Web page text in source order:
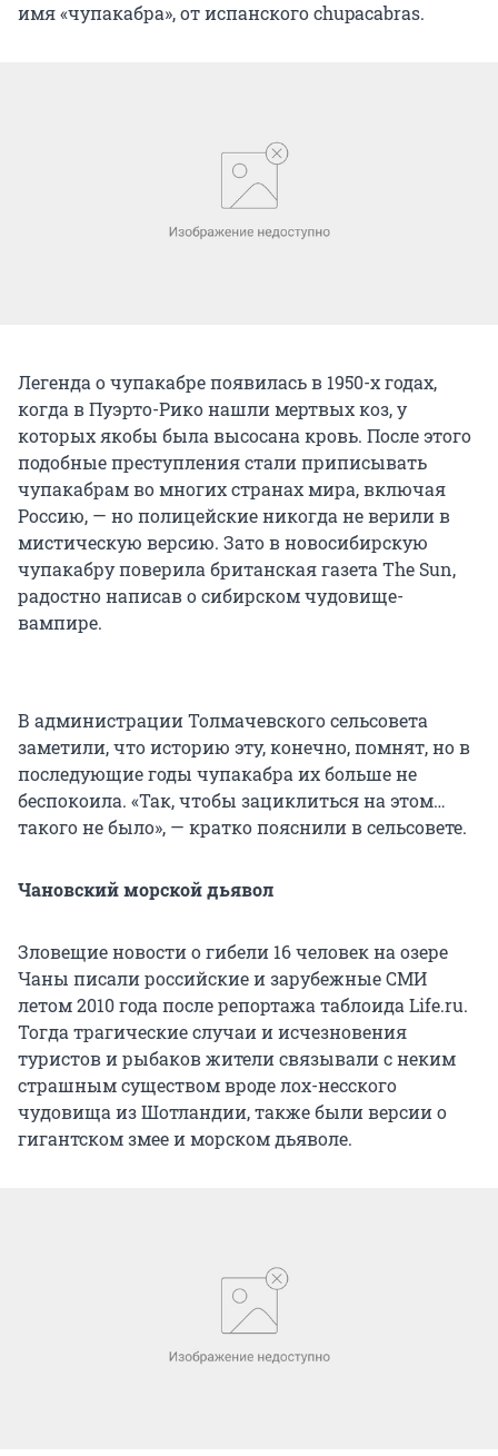
имя «чупакабра», от испанского chupacabras.
Легенда о чупакабре появилась в 1950-х годах,
когда в Пуэрто-Рико нашли мертвых коз, у
которых якобы была высосана кровь. После этого
подобные преступления стали приписывать
чупакабрам во многих странах мира, включая
Россию, — но полицейские никогда не верили в
мистическую версию. Зато в новосибирскую
чупакабру поверила британская газета The Sun,
радостно написав о сибирском чудовище-
вампире.
В администрации Толмачевского сельсовета
заметили, что историю эту, конечно, помнят, но в
последующие годы чупакабра их больше не
беспокоила. «Так, чтобы зациклиться на этом…
такого не было», — кратко пояснили в сельсовете.
Чановский морской дьявол
Зловещие новости о гибели 16 человек на озере
Чаны писали российские и зарубежные СМИ
летом 2010 года после репортажа таблоида Life.ru.
Тогда трагические случаи и исчезновения
туристов и рыбаков жители связывали с неким
страшным существом вроде лох-несского
чудовища из Шотландии, также были версии о
гигантском змее и морском дьяволе.